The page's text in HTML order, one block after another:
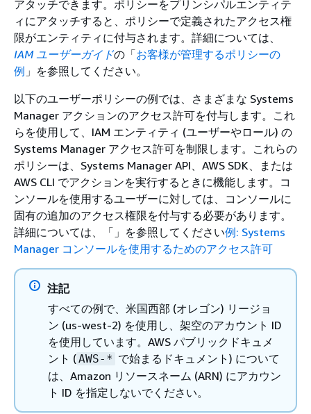
アタッチできます。ポリシーをプリンシパルエンティテ
ィにアタッチすると、ポリシーで定義されたアクセス権
限がエンティティに付与されます。詳細については、
IAM ユーザーガイドの「お客様が管理するポリシーの
例 」を参照してください。
以下のユーザーポリシーの例では、さまざまな Systems
Manager アクションのアクセス許可を付与します。これ
らを使用して、IAM エンティティ (ユーザーやロール) の
Systems Manager アクセス許可を制限します。これらの
ポリシーは、Systems Manager API、AWS SDK、または
AWS CLI でアクションを実行するときに機能します。コ
ンソールを使用するユーザーに対しては、コンソールに
固有の追加のアクセス権限を付与する必要があります。
詳細については、「」を参照してください例: Systems
Manager コンソールを使用するためのアクセス許可
注記
すべての例で、米国西部 (オレゴン) リージョ
ン (us-west-2) を使用し、架空のアカウント ID
を使用しています。AWS パブリックドキュメ
ント (AWS-* で始まるドキュメント) について
は、Amazon リソースネーム (ARN) にアカウン
ト ID を指定しないでください。